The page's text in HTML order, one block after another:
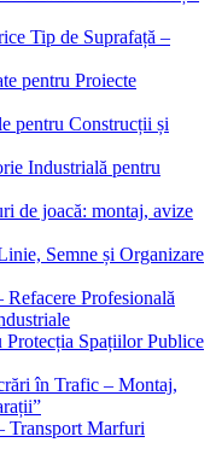
Tip de Suprafață –
pentru Proiecte
pentru Construcții și
Industrială pentru
de joacă: montaj, avize
Semne și Organizare
Profesională
Protecția Spațiilor Publice
în Trafic – Montaj,
Transport Marfuri